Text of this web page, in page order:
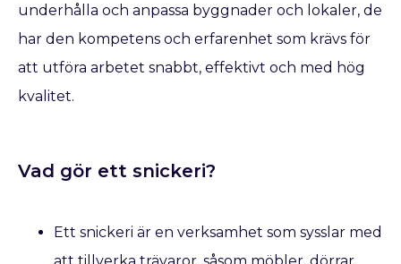
underhålla och anpassa byggnader och lokaler, de
har den kompetens och erfarenhet som krävs för
att utföra arbetet snabbt, effektivt och med hög
kvalitet.
Vad gör ett snickeri?
Ett snickeri är en verksamhet som sysslar med